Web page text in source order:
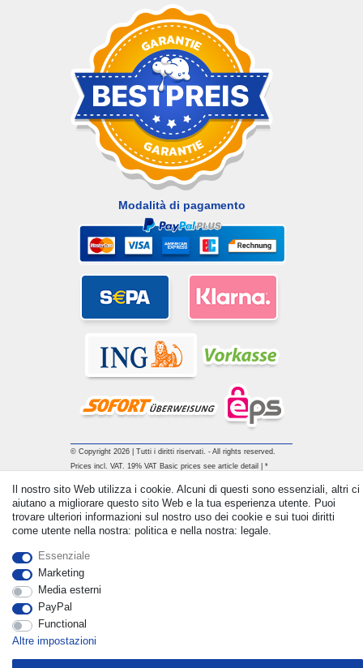
Modalità di pagamento
© Copyright 2026 | Tutti i diritti riservati. - All rights reserved.
Prices incl. VAT. 19% VAT Basic prices see article detail | *
Il nostro sito Web utilizza i cookie. Alcuni di questi sono essenziali, altri ci
aiutano a migliorare questo sito Web e la tua esperienza utente. Puoi
trovare ulteriori informazioni sul nostro uso dei cookie e sui tuoi diritti
come utente nella nostra: politica e nella nostra: legale.
Essenziale
Marketing
Media esterni
PayPal
Functional
Altre impostazioni
Withdraw from contract here Contatto